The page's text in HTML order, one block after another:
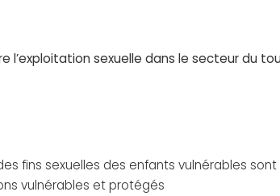
l’exploitation sexuelle dans le secteur du
fins sexuelles des enfants vulnérables
vulnérables et protégés